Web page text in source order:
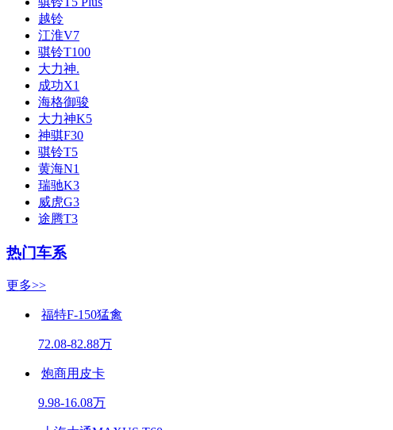
越铃
江淮V7
骐铃T100
大力神.
成功X1
海格御骏
大力神K5
神骐F30
骐铃T5
黄海N1
瑞驰K3
威虎G3
途腾T3
热门车系
更多>>
福特F-150猛禽
72.08-82.88万
炮商用皮卡
9.98-16.08万